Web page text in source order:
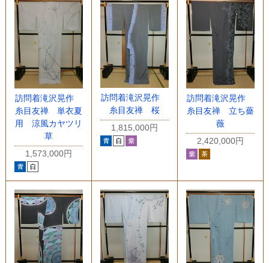
訪問着滝沢晃作
糸目友禅 単衣夏
用 涼風カヤツリ
草
1,573,000円
訪問着滝沢晃作
糸目友禅 桜
1,815,000円
訪問着滝沢晃作
糸目友禅 立ち薔
薇
2,420,000円